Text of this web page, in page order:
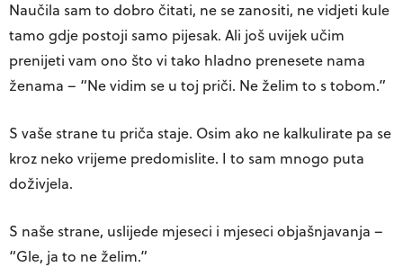
Naučila sam to dobro čitati, ne se zanositi, ne vidjeti kule
tamo gdje postoji samo pijesak. Ali još uvijek učim
prenijeti vam ono što vi tako hladno prenesete nama
ženama – “Ne vidim se u toj priči. Ne želim to s tobom.”
S vaše strane tu priča staje. Osim ako ne kalkulirate pa se
kroz neko vrijeme predomislite. I to sam mnogo puta
doživjela.
S naše strane, uslijede mjeseci i mjeseci objašnjavanja –
“Gle, ja to ne želim.”